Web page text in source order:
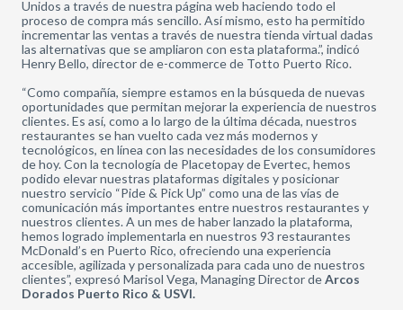
Unidos a través de nuestra página web haciendo todo el
proceso de compra más sencillo. Así mismo, esto ha permitido
incrementar las ventas a través de nuestra tienda virtual dadas
las alternativas que se ampliaron con esta plataforma.”, indicó
Henry Bello, director de e-commerce de Totto Puerto Rico.
“Como compañía, siempre estamos en la búsqueda de nuevas
oportunidades que permitan mejorar la experiencia de nuestros
clientes. Es así, como a lo largo de la última década, nuestros
restaurantes se han vuelto cada vez más modernos y
tecnológicos, en línea con las necesidades de los consumidores
de hoy. Con la tecnología de Placetopay de Evertec, hemos
podido elevar nuestras plataformas digitales y posicionar
nuestro servicio “Pide & Pick Up” como una de las vías de
comunicación más importantes entre nuestros restaurantes y
nuestros clientes. A un mes de haber lanzado la plataforma,
hemos logrado implementarla en nuestros 93 restaurantes
McDonald’s en Puerto Rico, ofreciendo una experiencia
accesible, agilizada y personalizada para cada uno de nuestros
clientes”, expresó Marisol Vega, Managing Director deArcos
Dorados Puerto Rico & USVI.